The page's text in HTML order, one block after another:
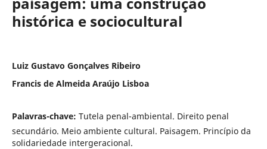
histórica e sociocultural
Luiz Gustavo Gonçalves Ribeiro
Francis de Almeida Araújo Lisboa
Palavras-chave: Tutela penal-ambiental. Direito penal
secundário. Meio ambiente cultural. Paisagem. Princípio da
solidariedade intergeracional.